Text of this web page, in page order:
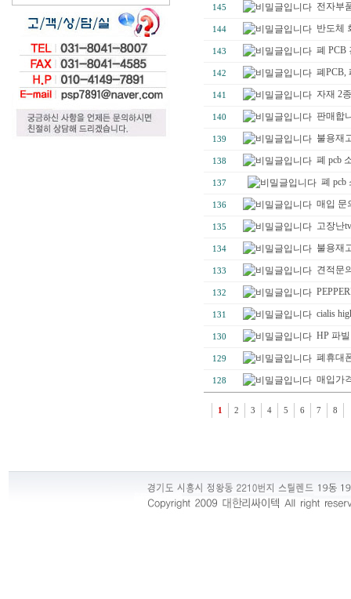
145 전자부
144 반도체
143 폐 PCB
142 폐PCB,
141 자재 2
140 판매합
139 불용재
138 폐 pcb
137 폐 pcb
136 매입 문
135 고장난
134 불용재
133 견적문
132
131 cialis
130 HP 파
129 폐휴대
128 매입가
1 2 3 4 5 6 7 8